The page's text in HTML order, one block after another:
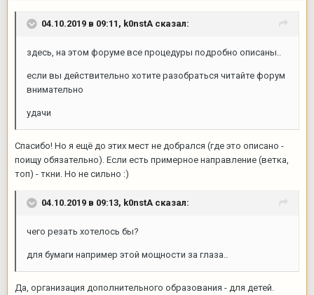
04.10.2019 в 09:11, k0nstA сказал:
здесь, на этом форуме все процедуры подробно описаны..
если вы действительно хотите разобраться читайте форум
внимательно
удачи
Спасибо! Но я ещё до этих мест не добрался (где это описано -
поищу обязательно). Если есть примерное направление (ветка,
топ) - ткни. Но не сильно :)
04.10.2019 в 09:13, k0nstA сказал:
чего резать хотелось бы?
для бумаги например этой мощности за глаза..
Да, организация дополнительного образования - для детей.